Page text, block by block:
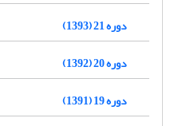
دوره 21 (1393)
دوره 20 (1392)
دوره 19 (1391)